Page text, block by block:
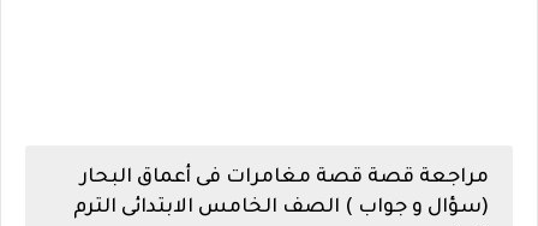
مراجعة قصة قصة مغامرات فى أعماق البحار
(سؤال و جواب ) الصف الخامس الابتدائى الترم